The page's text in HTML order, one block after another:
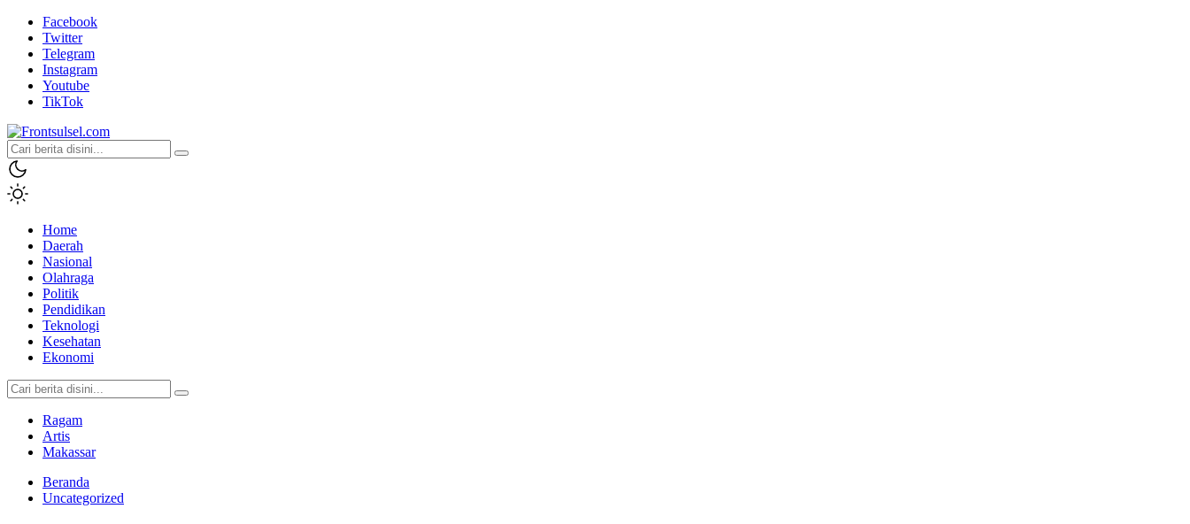
Facebook
Twitter
Telegram
Instagram
Youtube
TikTok
Frontsulsel.com
Terdepan Mengabarkan dari Sulawesi Selatan
Home
Daerah
Nasional
Olahraga
Politik
Pendidikan
Teknologi
Kesehatan
Ekonomi
Ragam
Artis
Makassar
Beranda
Uncategorized